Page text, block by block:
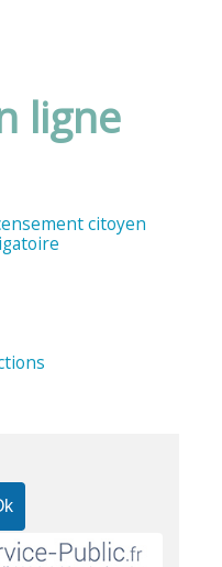
ligne
citoyen